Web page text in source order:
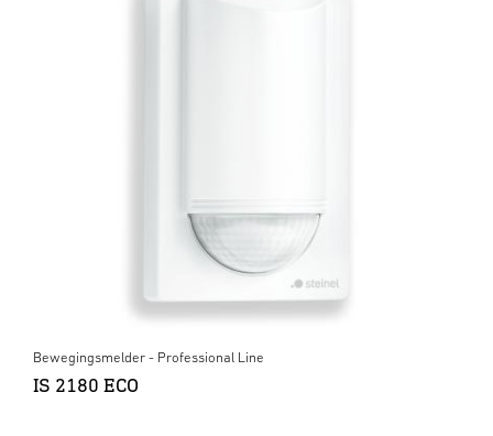
Bewegingsmelder - Professional Line
IS 2180 ECO